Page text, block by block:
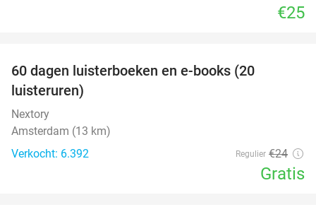
€25
60 dagen luisterboeken en e-books (20
luisteruren)
Nextory
Amsterdam (13 km)
Verkocht: 6.392
Regulier €24
Gratis